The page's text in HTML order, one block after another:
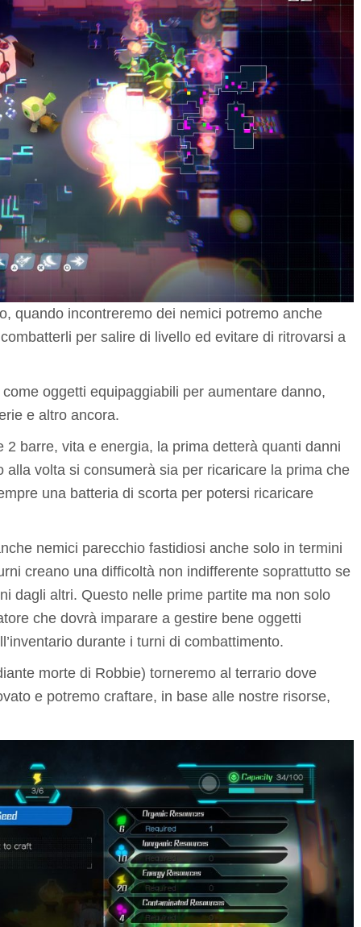
quando incontreremo dei nemici potremo anche
per salire di livello ed evitare di ritrovarsi a
oggetti equipaggiabili per aumentare danno,
e altro ancora.
barre, vita e energia, la prima detterà quanti danni
volta si consumerà sia per ricaricare la prima che
una batteria di scorta per potersi ricaricare
nemici parecchio fastidiosi anche solo in termini
creano una difficoltà non indifferente soprattutto se
dagli altri. Questo nelle prime partite ma non solo
che dovrà imparare a gestire bene oggetti
durante i turni di combattimento.
morte di Robbie) torneremo al terrario dove
e potremo craftare, in base alle nostre risorse,